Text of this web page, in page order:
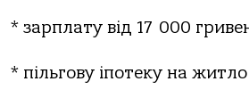
* зарплату від 17 000
* пільгову іпотеку на